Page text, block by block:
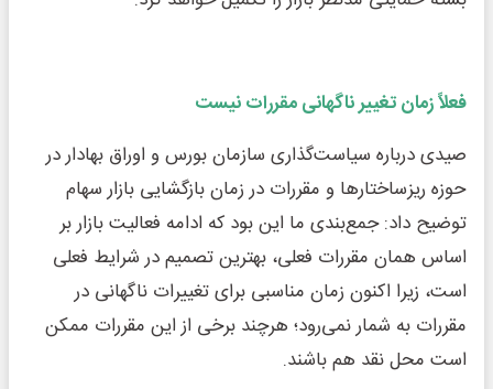
فعلاً زمان تغییر ناگهانی مقررات نیست
صیدی درباره سیاست‌گذاری سازمان بورس و اوراق بهادار در
حوزه ریزساختارها و مقررات در زمان بازگشایی بازار سهام
توضیح داد: جمع‌بندی ما این بود که ادامه فعالیت بازار بر
اساس همان مقررات فعلی، بهترین تصمیم در شرایط فعلی
است، زیرا اکنون زمان مناسبی برای تغییرات ناگهانی در
مقررات به شمار نمی‌رود؛ هرچند برخی از این مقررات ممکن
است محل نقد هم باشند.